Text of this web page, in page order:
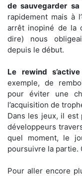
de sauvegarder sa
rapidement mais à
arrêt inopiné de la
dire) nous
depuis le début.
Le rewind
exemple, de
pour éviter une
l’acquisition de
Dans les jeux, il
développeurs
quel moment, le
poursuivre la partie.
Pour aller encore